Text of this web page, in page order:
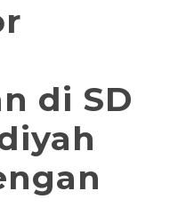
di SD